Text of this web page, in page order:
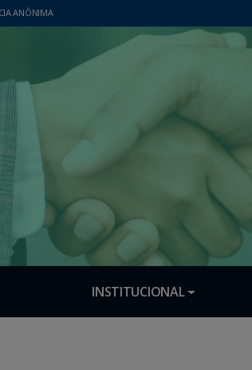
ANÔNIMA
INSTITUCIONAL